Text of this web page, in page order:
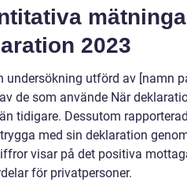
2023
undersökning utförd av [namn
de som använde När
tidigare. Dessutom
med sin deklaration
visar på det positiva
för privatpersoner.